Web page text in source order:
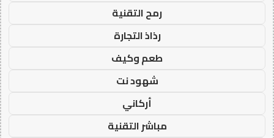
رمح التقنية
رذاذ التجارة
طعم وكيف
شهود نت
أركاني
مباشر التقنية